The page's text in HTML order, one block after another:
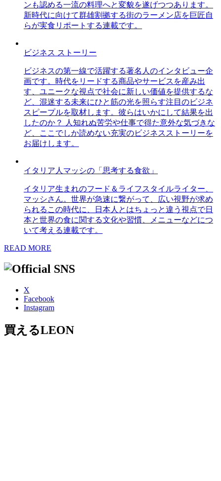
ンも認める一流の料理へと変貌を遂げつつあります。
新時代に向けて群雄割拠する街のラーメン店を巨匠自
らが実食リポートする連載です。
ビジネス ストーリー
ビジネスの第一線で活躍する著名人のインタビュー企
画です。時代をリードする商品やサービスを産み出
す、ユニークな視点で社会に新しい価値を提供するな
ど、混迷する未来にひと筋の光を照らす注目のビジネ
スピープルを取材します。彼らはいかにして結果を出
したのか？ 人知れぬ苦労や仕事で得た意外な気づきな
ど、ここでしか読めない充実のビジネスストーリーを
お届けします。
イタリア人マッシの「思考する食欲」
イタリア生まれのフード＆ライフスタイルライター、
マッシさん。世界が急速に繋がって、広い視野が求め
られるこの時代に、日本人とはちょっと違う視点で日
本と世界の食に関する文化や習慣、メニューなどにつ
いて考える連載です。
READ MORE
X
Facebook
Instagram
買えるLEON